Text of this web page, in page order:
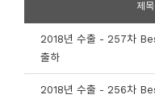
제목
2018년 수출 - 257차
출하
2018년 수출 - 256차